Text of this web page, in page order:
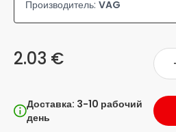
Производитель: VAG
2.03 €
Доставка: 3-10 рабочий
день